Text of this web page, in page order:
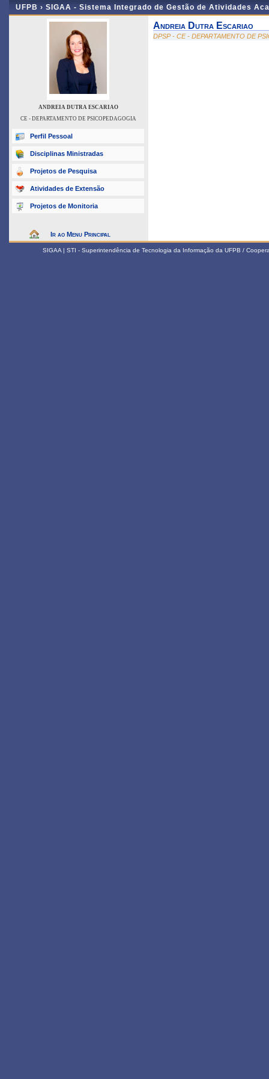
UFPB › SIGAA - Sistema Integrado de Gestão de Atividades
ANDREIA DUTRA ESCARIAO
CE - DEPARTAMENTO DE PSICOPEDAGOGIA
Perfil Pessoal
Disciplinas Ministradas
Projetos de Pesquisa
Atividades de Extensão
Projetos de Monitoria
Ir ao Menu Principal
Andreia Dutra Escariao
DPSP - CE - DEPARTAMENTO DE
SIGAA | STI - Superintendência de Tecnologia da Informação da UFPB /